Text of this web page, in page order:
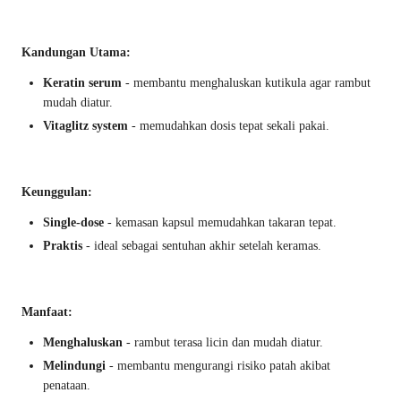
Kandungan Utama:
Keratin serum - membantu menghaluskan kutikula agar rambut
mudah diatur.
Vitaglitz system - memudahkan dosis tepat sekali pakai.
Keunggulan:
Single-dose - kemasan kapsul memudahkan takaran tepat.
Praktis - ideal sebagai sentuhan akhir setelah keramas.
Manfaat:
Menghaluskan - rambut terasa licin dan mudah diatur.
Melindungi - membantu mengurangi risiko patah akibat
penataan.